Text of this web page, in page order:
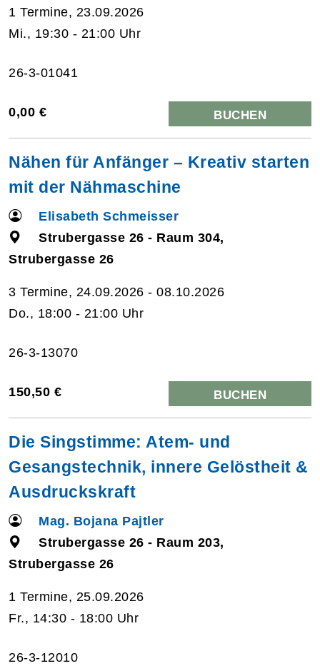
1 Termine, 23.09.2026
Mi., 19:30 - 21:00 Uhr
26-3-01041
0,00 € BUCHEN
Nähen für Anfänger – Kreativ starten
mit der Nähmaschine
Elisabeth Schmeisser
Strubergasse 26 - Raum 304,
Strubergasse 26
3 Termine, 24.09.2026 - 08.10.2026
Do., 18:00 - 21:00 Uhr
26-3-13070
150,50 € BUCHEN
Die Singstimme: Atem- und
Gesangstechnik, innere Gelöstheit &
Ausdruckskraft
Mag. Bojana Pajtler
Strubergasse 26 - Raum 203,
Strubergasse 26
1 Termine, 25.09.2026
Fr., 14:30 - 18:00 Uhr
26-3-12010